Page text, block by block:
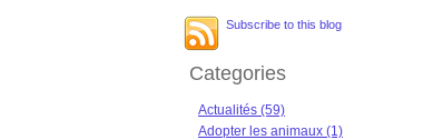
Subscribe to this blog
Categories
Actualités (59)
Adopter les animaux (1)